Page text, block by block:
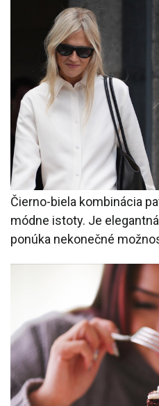
Čierno-biela kombinácia
módne istoty. Je
ponúka nekonečné